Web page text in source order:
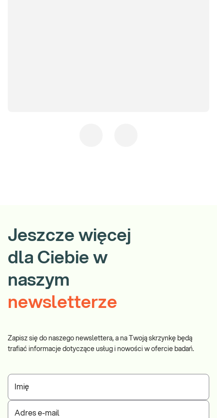
Jeszcze więcej
dla Ciebie w
naszym
newsletterze
Zapisz się do naszego newslettera, a na Twoją skrzynkę będą
trafiać informacje dotyczące usług i nowości w ofercie badań.
Imię
Adres e-mail